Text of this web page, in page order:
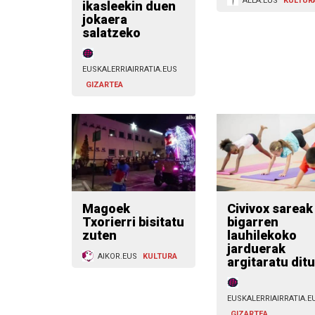
ikasleekin duen
jokaera
salatzeko
EUSKALERRIAIRRATIA.EUS
GIZARTEA
Magoek
Txorierri bisitatu
zuten
AIKOR.EUS KULTURA
Civivox sareak
bigarren
lauhilekoko
jarduerak
argitaratu ditu